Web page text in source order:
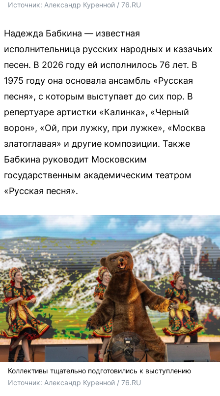
Источник: Александр Куренной / 76.RU
Надежда Бабкина — известная
исполнительница русских народных и казачьих
песен. В 2026 году ей исполнилось 76 лет. В
1975 году она основала ансамбль «Русская
песня», с которым выступает до сих пор. В
репертуаре артистки «Калинка», «Черный
ворон», «Ой, при лужку, при лужке», «Москва
златоглавая» и другие композиции. Также
Бабкина руководит Московским
государственным академическим театром
«Русская песня».
Коллективы тщательно подготовились к выступлению
Источник: Александр Куренной / 76.RU